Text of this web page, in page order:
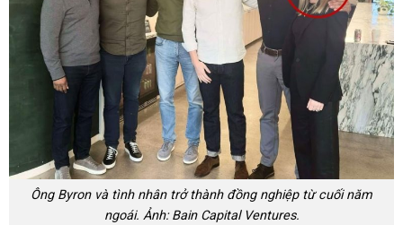
Ông Byron và tình nhân trở thành đồng nghiệp từ cuối năm
ngoái. Ảnh: Bain Capital Ventures.